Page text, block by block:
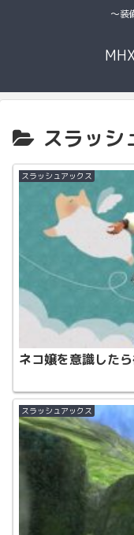
〜装
スラッシ
スラッシュアックス
ネコ嬢を意識した
スラッシュアックス